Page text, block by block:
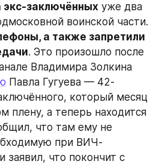
экс-заключённых уже два
воинской части.
а также запретили
. Это произошло после
Владимира Золкина
Павла Гугуева — 42-
который месяц
плену, а теперь находится
что там ему не
при ВИЧ-
заявил, что покончит с